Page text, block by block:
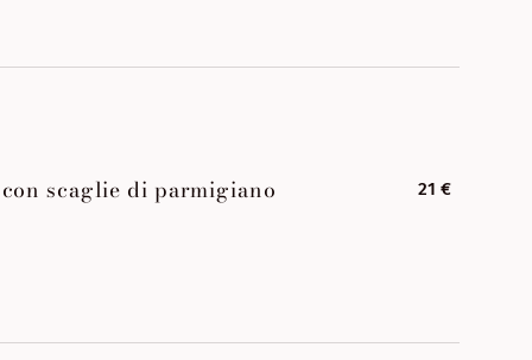
scaglie di parmigiano 21 €